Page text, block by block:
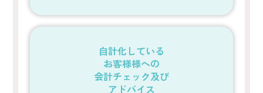
⾃計化している
お客様様への
会計チェック及び
アドバイス